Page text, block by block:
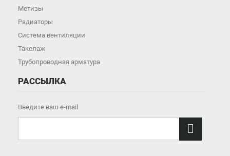
Метизы
Радиаторы
Система вентиляции
Такелаж
Трубопроводная арматура
РАССЫЛКА
Введите ваш e-mail
